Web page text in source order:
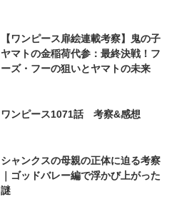
【ワンピース扉絵連載考察】鬼の子
ヤマトの金稲荷代参：最終決戦！フ
ーズ・フーの狙いとヤマトの未来
ワンピース1071話 考察&感想
シャンクスの母親の正体に迫る考察
｜ゴッドバレー編で浮かび上がった
謎